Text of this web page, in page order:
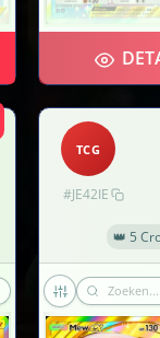
TCG
#JE42IE
👑 5